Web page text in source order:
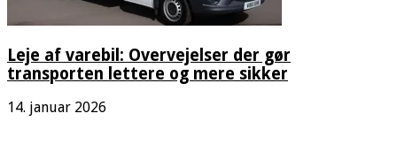
Leje af varebil: Overvejelser der gør
transporten lettere og mere sikker
14. januar 2026